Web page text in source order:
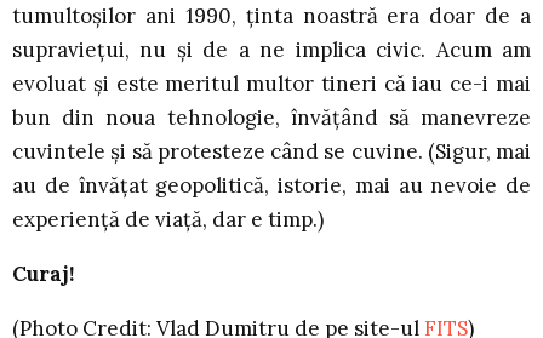
tumultoșilor ani 1990, ținta noastră era doar de a
supraviețui, nu și de a ne implica civic. Acum am
evoluat și este meritul multor tineri că iau ce-i mai
bun din noua tehnologie, învățând să manevreze
cuvintele și să protesteze când se cuvine. (Sigur, mai
au de învățat geopolitică, istorie, mai au nevoie de
experiență de viață, dar e timp.)
Curaj!
(Photo Credit: Vlad Dumitru de pe site-ulFITS)